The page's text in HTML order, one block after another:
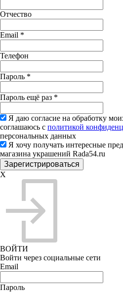
Отчество
Email *
Телефон
Пароль *
Пароль ещё раз *
Я даю согласие на обработку
соглашаюсь с политикой
персональных данных
Я хочу получать интересные
магазина украшений Rada54.ru
X
ВОЙТИ
Войти через социальные сети
Email
Пароль